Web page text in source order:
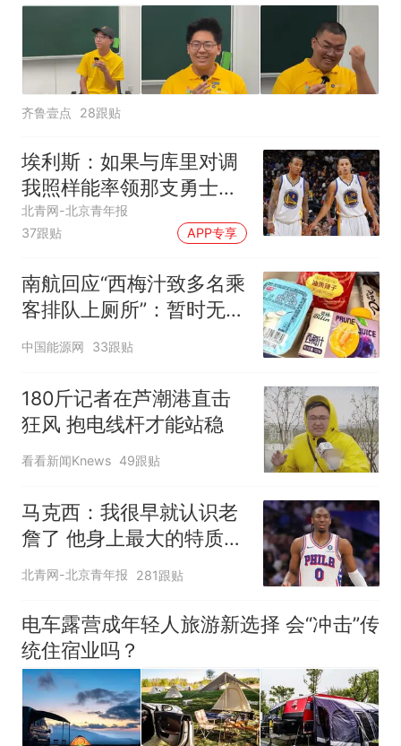
齐鲁壹点 28跟贴
埃利斯：如果与库里对调
我照样能率领那支勇士取
得现在的成就
北青网-北京青年报
37跟贴
APP专享
南航回应“西梅汁致多名乘
客排队上厕所”：暂时无法
核查是否发放西梅汁
中国能源网 33跟贴
180斤记者在芦潮港直击
狂风 抱电线杆才能站稳
看看新闻Knews 49跟贴
马克西：我很早就认识老
詹了 他身上最大的特质就
是谦逊
北青网-北京青年报 281跟贴
电车露营成年轻人旅游新选择 会“冲击”传
统住宿业吗？